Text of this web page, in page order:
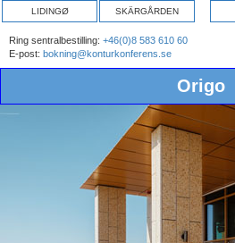
LIDINGØ SKÄRGÅRDEN
Ring sentralbestilling: +46(0)8 583 610 60
E-post: bokning@konturkonferens.se
Origo